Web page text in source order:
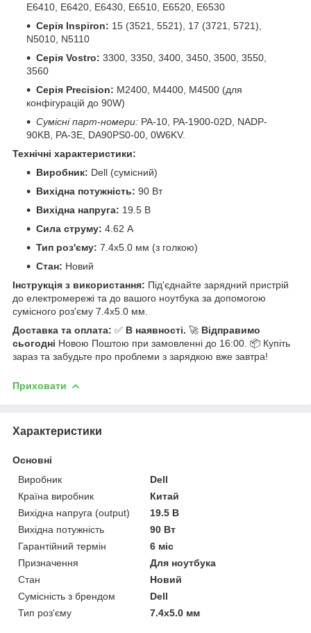
E6410, E6420, E6430, E6510, E6520, E6530
Серія Inspiron: 15 (3521, 5521), 17 (3721, 5721),
N5010, N5110
Серія Vostro: 3300, 3350, 3400, 3450, 3500, 3550,
3560
Серія Precision: M2400, M4400, M4500 (для
конфігурацій до 90W)
Сумісні парт-номери: PA-10, PA-1900-02D, NADP-
90KB, PA-3E, DA90PS0-00, 0W6KV.
Технічні характеристики:
Виробник: Dell (сумісний)
Вихідна потужність: 90 Вт
Вихідна напруга: 19.5 В
Сила струму: 4.62 А
Тип роз'єму: 7.4x5.0 мм (з голкою)
Стан: Новий
Інструкція з використання: Під'єднайте зарядний пристрій
до електромережі та до вашого ноутбука за допомогою
сумісного роз'єму 7.4x5.0 мм.
Доставка та оплата: ✅ В наявності. 🚀 Відправимо
сьогодні Новою Поштою при замовленні до 16:00. 📦 Купіть
зараз та забудьте про проблеми з зарядкою вже завтра!
Приховати
Характеристики
Основні
Виробник
Dell
Країна виробник
Китай
Вихідна напруга (output)
19.5 В
Вихідна потужність
90 Вт
Гарантійний термін
6 міс
Призначення
Для ноутбука
Стан
Новий
Сумісність з брендом
Dell
Тип роз'єму
7.4x5.0 мм